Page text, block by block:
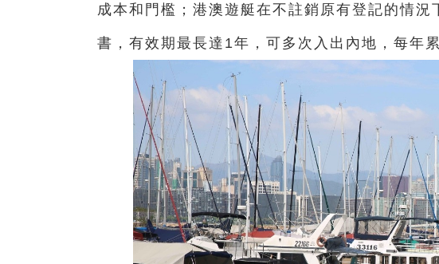
成本和門檻；港澳遊艇在不註銷原有登記的情況
書，有效期最長達1年，可多次入出內地，每年